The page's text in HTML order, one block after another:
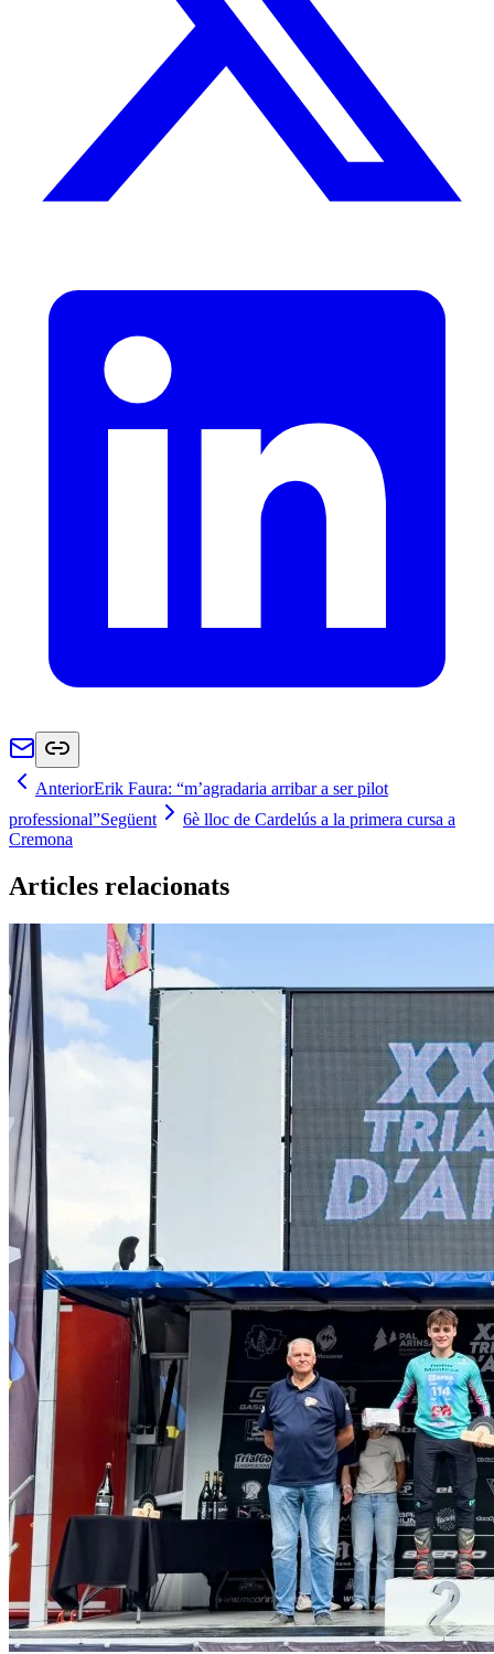
AnteriorErik Faura: “m’agradaria arribar a ser pilot
professional”Següent
6è lloc de Cardelús a la primera cursa a
Cremona
Articles relacionats